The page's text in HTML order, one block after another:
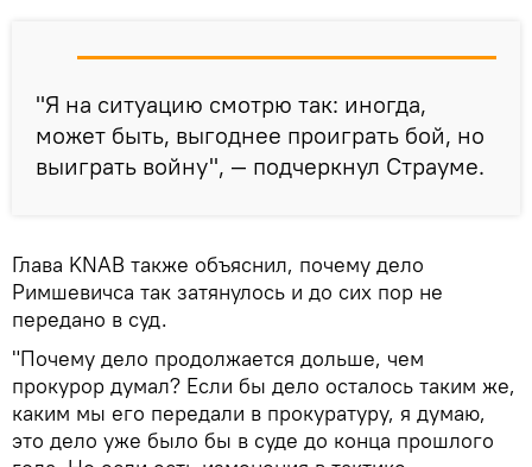
"Я на ситуацию смотрю так: иногда,
может быть, выгоднее проиграть бой, но
выиграть войну", — подчеркнул Страуме.
Глава KNAB также объяснил, почему дело
Римшевичса так затянулось и до сих пор не
передано в суд.
"Почему дело продолжается дольше, чем
прокурор думал? Если бы дело осталось таким же,
каким мы его передали в прокуратуру, я думаю,
это дело уже было бы в суде до конца прошлого